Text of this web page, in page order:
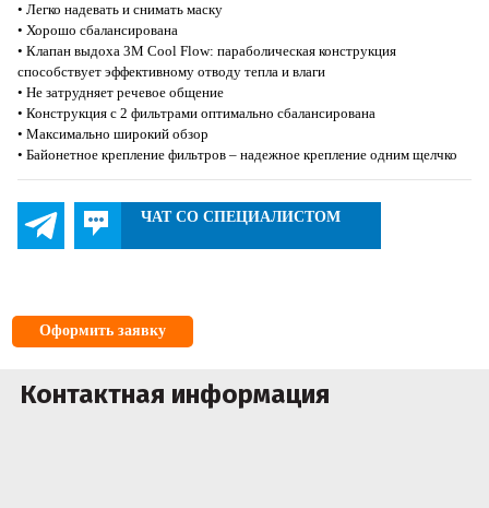
• Легко надевать и снимать маску
• Хорошо сбалансирована
• Клапан выдоха 3M Cool Flow: параболическая конструкция
способствует эффективному отводу тепла и влаги
• Не затрудняет речевое общение
• Конструкция с 2 фильтрами оптимально сбалансирована
• Максимально широкий обзор
• Байонетное крепление фильтров – надежное крепление одним щелчко
ЧАТ СО СПЕЦИАЛИСТОМ
Оформить заявку
Контактная информация